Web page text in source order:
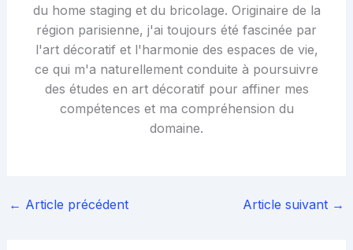
du home staging et du bricolage. Originaire de la
région parisienne, j'ai toujours été fascinée par
l'art décoratif et l'harmonie des espaces de vie,
ce qui m'a naturellement conduite à poursuivre
des études en art décoratif pour affiner mes
compétences et ma compréhension du
domaine.
← Article précédent Article suivant →